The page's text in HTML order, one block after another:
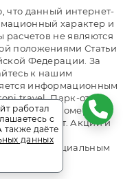
данный интернет-
характер и
расчетов не являются
положениями Статьи
Федерации. За
к нашим
информационным
Парк-отель
номеров.
мест. Акции и
официальным
работал
с
также даёте
данных